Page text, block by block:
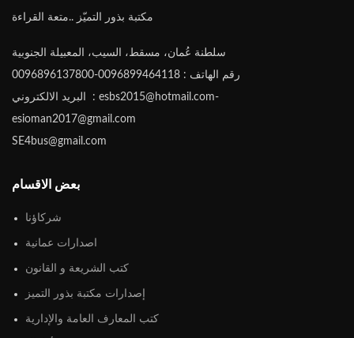
مكتبة بذور التميّز ..متعة القراءة
سلطنة عُمان، مسقط، السيب، المعبيلة الجنوبية
رقم الهاتف : 0096899464118-0096896137800
البريد الالكتروني : esbs2015@hotmail.com-
esioman2017@gmail.com
SE4bus@gmail.com
بعض الاقسام
شركاؤنا
اصدارات عمانية
كتب الشريعة و القانون
إصدارات مكتبة بذور التميز
كتب المعارف العامة والإدارية